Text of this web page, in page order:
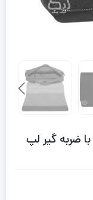
کیف دوشی چرم طبیعی کد 2629 با ضربه گیر لپ